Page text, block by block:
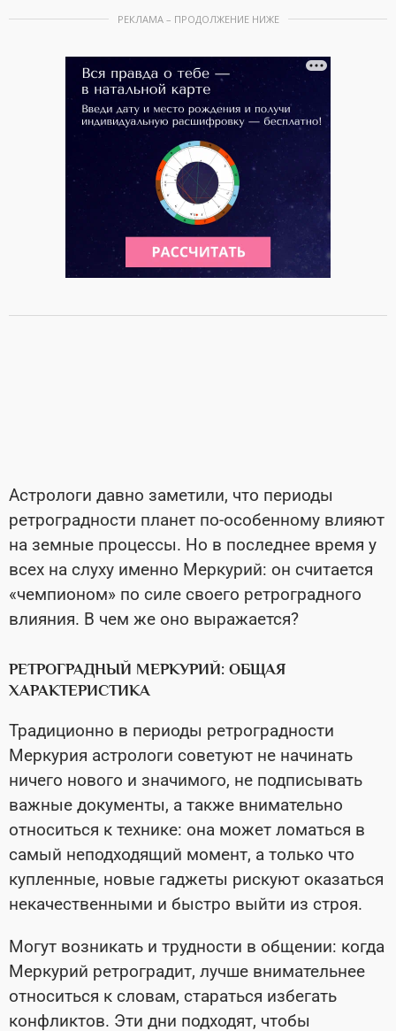
РЕКЛАМА – ПРОДОЛЖЕНИЕ НИЖЕ
Астрологи давно заметили, что периоды
ретроградности планет по-особенному влияют
на земные процессы. Но в последнее время у
всех на слуху именно Меркурий: он считается
«чемпионом» по силе своего ретроградного
влияния. В чем же оно выражается?
РЕТРОГРАДНЫЙ МЕРКУРИЙ: ОБЩАЯ
ХАРАКТЕРИСТИКА
Традиционно в периоды ретроградности
Меркурия астрологи советуют не начинать
ничего нового и значимого, не подписывать
важные документы, а также внимательно
относиться к технике: она может ломаться в
самый неподходящий момент, а только что
купленные, новые гаджеты рискуют оказаться
некачественными и быстро выйти из строя.
Могут возникать и трудности в общении: когда
Меркурий ретроградит, лучше внимательнее
относиться к словам, стараться избегать
конфликтов. Эти дни подходят, чтобы